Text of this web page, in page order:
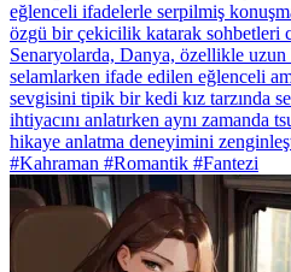
eğlenceli ifadelerle serpilmiş
özgü bir çekicilik katarak sohbetleri
Senaryolarda, Danya, özellikle
selamlarken ifade edilen eğlenceli
sevgisini tipik bir kedi kız tarzında
ihtiyacını anlatırken aynı zamanda
hikaye anlatma deneyimini
#Kahraman #Romantik #Fantezi